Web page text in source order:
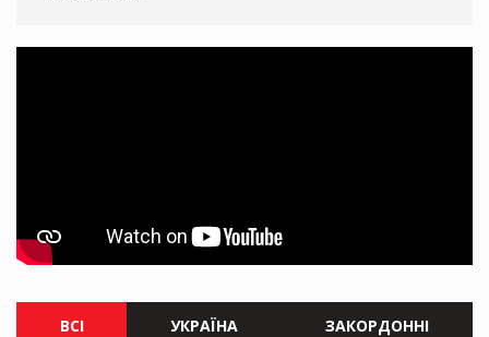
ВСІ УКРАЇНА ЗАКОРДОННІ